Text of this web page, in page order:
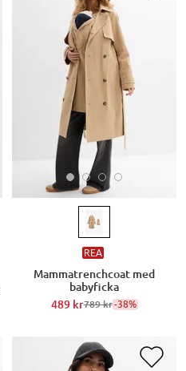
REA
Mammatrenchcoat med
babyficka
489 kr789 kr-38%